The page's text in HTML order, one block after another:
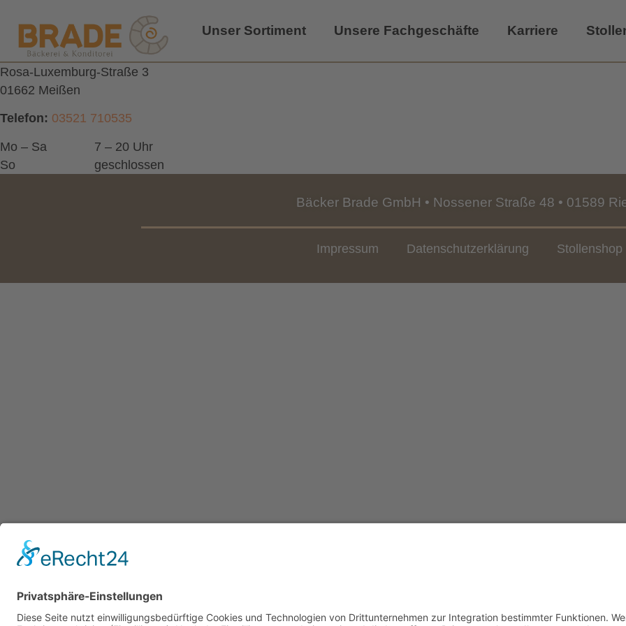
Unser Sortiment Unsere Fachgeschäfte Karriere
Rosa-Luxemburg-Straße 3
01662 Meißen
Telefon: 03521 710535
Mo – Sa
7 – 20 Uhr
So
geschlossen
Bäcker Brade GmbH • Nossener Straße 48 • 01589
Impressum Datenschutzerklärung Stollenshop